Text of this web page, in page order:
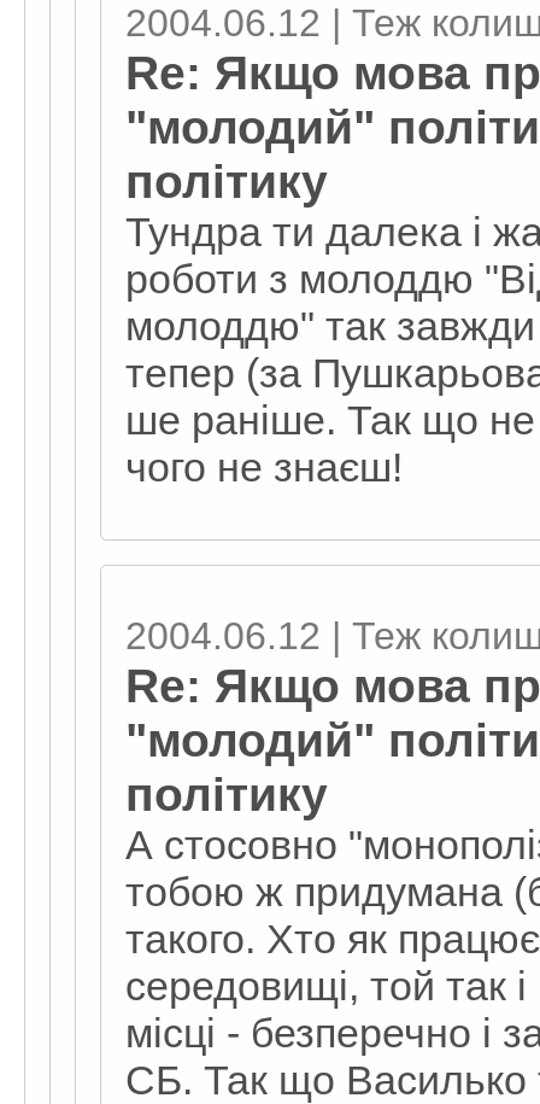
2004.06.12 | Теж
Re: Якщо мова
"молодий"
політику
Тундра ти далека і
роботи з молоддю
молоддю" так
тепер (за
ше раніше. Так що не
чого не знаєш!
2004.06.12 | Теж
Re: Якщо мова
"молодий"
політику
А стосовно
тобою ж придумана
такого. Хто як
середовищі, той так
місці - безперечно
СБ. Так що